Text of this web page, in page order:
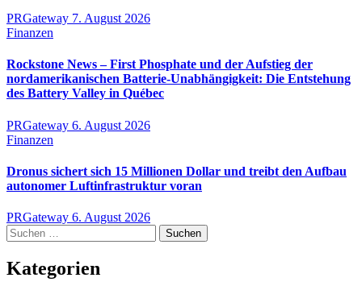
PRGateway 7. August 2026
Finanzen
Rockstone News – First Phosphate und der Aufstieg der
nordamerikanischen Batterie-Unabhängigkeit: Die Entstehung
des Battery Valley in Québec
PRGateway 6. August 2026
Finanzen
Dronus sichert sich 15 Millionen Dollar und treibt den Aufbau
autonomer Luftinfrastruktur voran
PRGateway 6. August 2026
Suchen
nach:
Kategorien